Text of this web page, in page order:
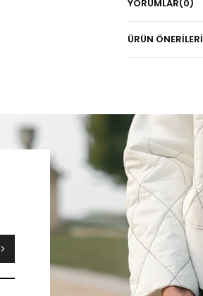
YORUMLAR(0)
ÜRÜN ÖNERILERI